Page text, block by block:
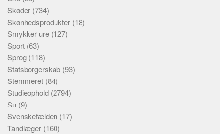
Skøder (734)
Skønhedsprodukter (18)
Smykker ure (127)
Sport (63)
Sprog (118)
Statsborgerskab (93)
Stemmeret (84)
Studieophold (2794)
Su (9)
Svenskefælden (17)
Tandlæger (160)